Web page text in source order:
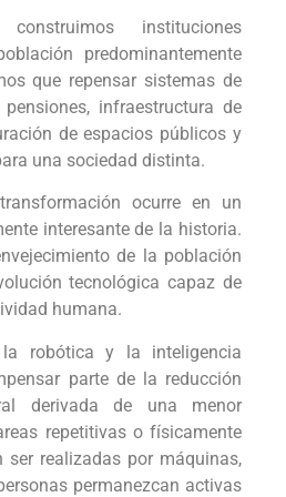
instituciones
predominantemente
que repensar sistemas de
infraestructura de
de espacios públicos y
una sociedad distinta.
ocurre en un
interesante de la historia.
de la población
tecnológica capaz de
humana.
robótica y la inteligencia
parte de la reducción
derivada de una menor
repetitivas o físicamente
ser realizadas por máquinas,
permanezcan activas